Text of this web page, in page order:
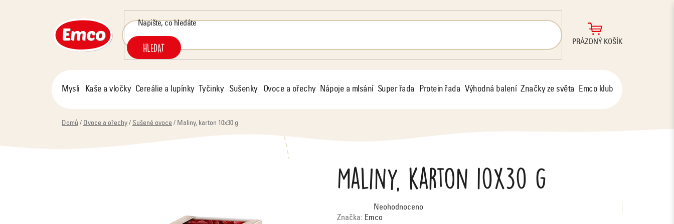
HLEDAT
NÁKUPNÍ
PRÁZDNÝ KOŠÍK
Mysli Kaše a vločky Cereálie a lupínky Tyčinky Sušenky Ovoce a ořechy Nápoje a mlsání Super řada Protein řada Výhodná balení Značky ze světa Emco klub
Domů / Ovoce a ořechy / Sušené ovoce / Maliny, karton 10x30 g
Maliny, karton 10x30 g
Průměrné
hodnocení
produktu
je
Neohodnoceno
Značka: Emco